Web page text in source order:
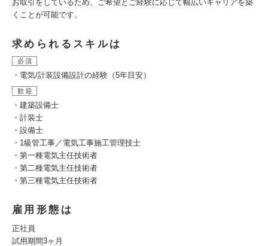
お取引をしているため、ご希望とご経験に応じて幅広いキャリアを築
くことが可能です。
求められるスキルは
必須
・電気/計装設備設計の経験（5年目安）
歓迎
・建築設備士
・計装士
・設備士
・1級管工事／電気工事施工管理技士
・第一種電気主任技術者
・第二種電気主任技術者
・第三種電気主任技術者
雇用形態は
正社員
試用期間3ヶ月